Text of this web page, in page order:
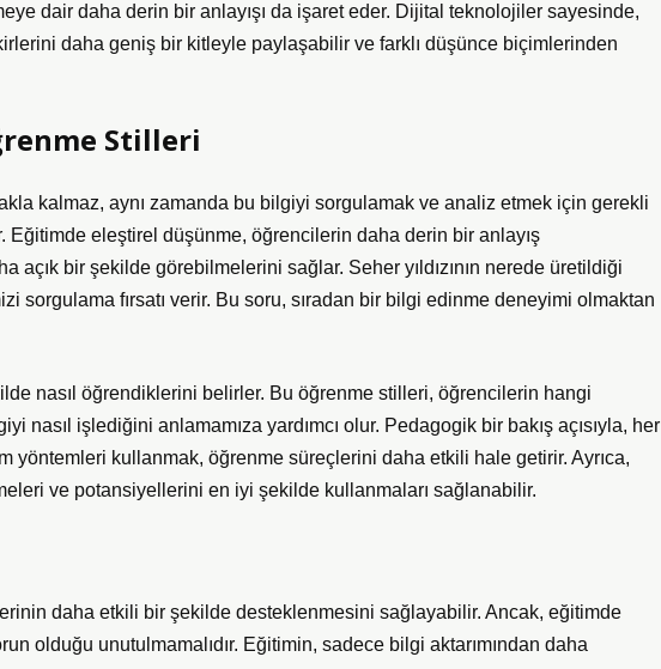
dair daha derin bir anlayışı da işaret eder. Dijital teknolojiler sayesinde,
daha geniş bir kitleyle paylaşabilir ve farklı düşünce biçimlerinden
Stilleri
kalmaz, aynı zamanda bu bilgiyi sorgulamak ve analiz etmek için gerekli
Eğitimde eleştirel düşünme, öğrencilerin daha derin bir anlayış
açık bir şekilde görebilmelerini sağlar. Seher yıldızının nerede üretildiği
sorgulama fırsatı verir. Bu soru, sıradan bir bilgi edinme deneyimi olmaktan
nasıl öğrendiklerini belirler. Bu öğrenme stilleri, öğrencilerin hangi
nasıl işlediğini anlamamıza yardımcı olur. Pedagogik bir bakış açısıyla, her
yöntemleri kullanmak, öğrenme süreçlerini daha etkili hale getirir. Ayrıca,
ve potansiyellerini en iyi şekilde kullanmaları sağlanabilir.
daha etkili bir şekilde desteklenmesini sağlayabilir. Ancak, eğitimde
olduğu unutulmamalıdır. Eğitimin, sadece bilgi aktarımından daha